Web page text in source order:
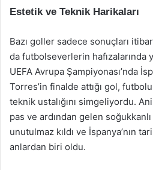
Estetik ve Teknik Harikaları
Bazı goller sadece sonuçları
da futbolseverlerin hafızalarında
UEFA Avrupa Şampiyonası’nda
Torres’in finalde attığı gol,
teknik ustalığını simgeliyordu.
pas ve ardından gelen
unutulmaz kıldı ve İspanya’nın
anlardan biri oldu.